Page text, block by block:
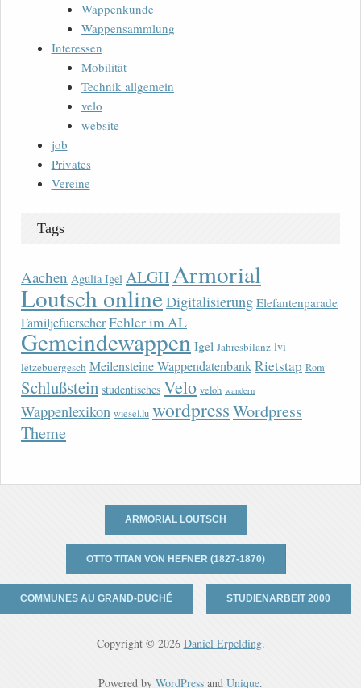
Wappenkunde
Wappensammlung
Interessen
Mobilität
Technik allgemein
velo
website
job
Privates
Vereine
Tags
Aachen Agulia Igel ALGHArmorial
Loutsch onlineDigitalisierung Elefantenparade
FamiljefuerscherFehler im AL
Gemeindewappen Igel Jahresbilanz lvi
lëtzebuergesch Meilensteine WappendatenbankRietstap Rom
Schlußstein studentisches Velo veloh wandern
Wappenlexikon wiesel.lu wordpressWordpress
Theme
ARMORIAL LOUTSCH
OTTO TITAN VON HEFNER (1827-1870)
COMMUNES AU GRAND-DUCHÉ STUDIENARBEIT 2000
Copyright © 2026 Daniel Erpelding.
Powered by WordPress and Unique.